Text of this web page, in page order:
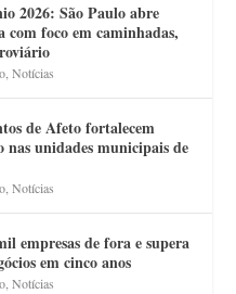
2026: São Paulo abre
foco em caminhadas,
,Notícias
de Afeto fortalecem
nas unidades municipais de
,Notícias
empresas de fora e supera
em cinco anos
,Notícias